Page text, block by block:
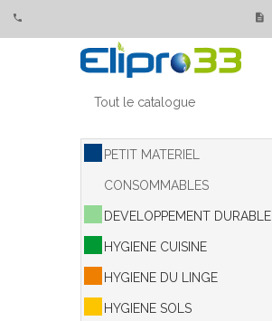
Tout le catalogue
PETIT MATERIEL
CONSOMMABLES
DEVELOPPEMENT DURABLE
HYGIENE CUISINE
HYGIENE DU LINGE
HYGIENE SOLS
Panneau de gestion des cookies